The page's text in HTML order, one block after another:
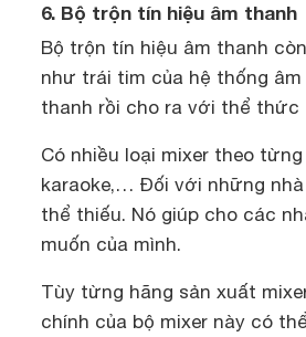
6. Bộ trộn tín hiệu âm thanh
Bộ trộn tín hiệu âm thanh
như trái tim của hệ thống
thanh rồi cho ra với thể thức
Có nhiều loại mixer theo
karaoke,… Đối với những
thể thiếu. Nó giúp cho các
muốn của mình.
Tùy từng hãng sản xuất
chính của bộ mixer này có